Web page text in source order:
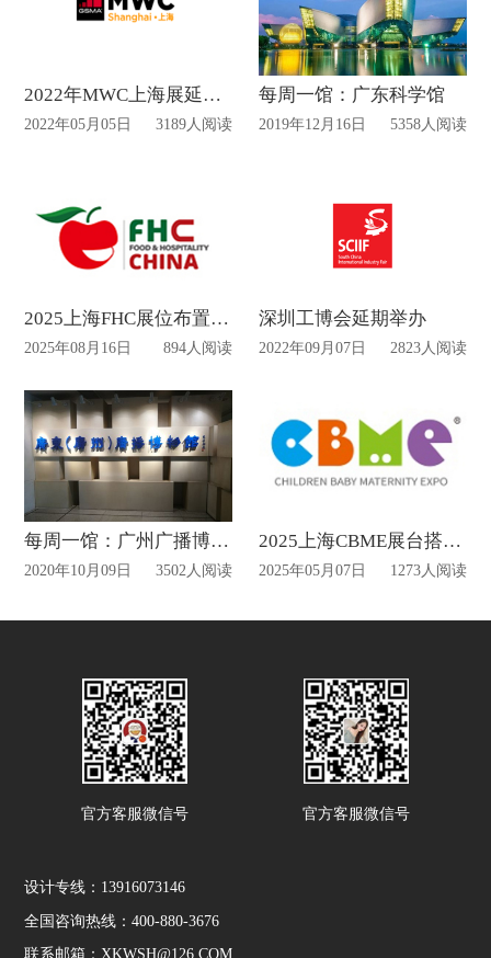
2022年MWC上海展延期举办时间待定
2022年05月05日 3189人阅读
每周一馆：广东科学馆
2019年12月16日 5358人阅读
2025上海FHC展位布置搭建动态
2025年08月16日 894人阅读
深圳工博会延期举办
2022年09月07日 2823人阅读
每周一馆：广州广播博物馆
2020年10月09日 3502人阅读
2025上海CBME展台搭建报馆时间
2025年05月07日 1273人阅读
官方客服微信号 官方客服微信号
设计专线：13916073146
全国咨询热线：400-880-3676
联系邮箱：XKWSH@126.COM